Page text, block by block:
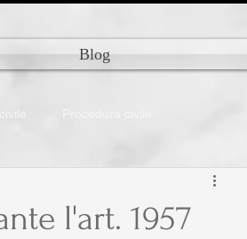
Blog
l'art. 1957